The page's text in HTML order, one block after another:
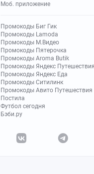
Моб. приложение
Промокоды Биг Гик
Промокоды Lamoda
Промокоды М.Видео
Промокоды Пятерочка
Промокоды Aroma Butik
Промокоды Яндекс Путешествия
Промокоды Яндекс Еда
Промокоды Ситилинк
Промокоды Авито Путешествия
Постила
Футбол сегодня
Бэби.ру